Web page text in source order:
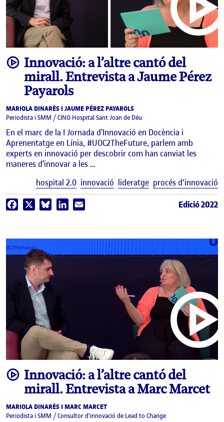
videoInnovació: a l’altre cantó del
mirall. Entrevista a Jaume Pérez
Payarols
MARIOLA DINARÈS I JAUME PÉREZ PAYAROLS
Periodista i SMM / CINO Hospital Sant Joan de Déu
En el marc de la I Jornada d’Innovació en Docència i
Aprenentatge en Línia, #UOC2TheFuture, parlem amb
experts en innovació per descobrir com han canviat les
maneres d’innovar a les …
hospital 2.0 innovació lideratge procés d'innovació
Facebook BlueskyLinkedIn Edició 2022
videoInnovació: a l’altre cantó del
mirall. Entrevista a Marc Marcet
MARIOLA DINARÈS I MARC MARCET
Periodista i SMM / Consultor d'innovació de Lead to Change